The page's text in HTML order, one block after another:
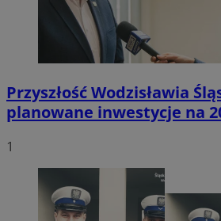
Przyszłość Wodzisławia
planowane inwestycje na
1